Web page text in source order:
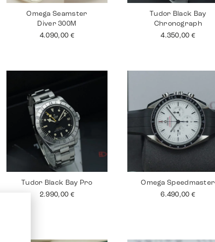
Omega Seamster
Diver 300M
4.090,00 €
Tudor Black Bay
Chronograph
4.350,00 €
Tudor Black Bay Pro
2.990,00 €
Omega Speedmaster
6.490,00 €